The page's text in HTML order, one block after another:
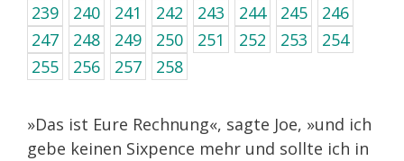
239
240 241 242 243 244 245
246
247
248 249 250 251 252 253
254
255
256 257 258
»Das ist Eure Rechnung«, sagte Joe, »und ich
gebe keinen Sixpence mehr und sollte ich in